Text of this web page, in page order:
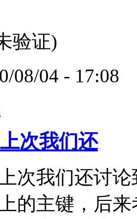
验证)
08/04 - 17:08
次我们还
次我们还讨论
的主键，后